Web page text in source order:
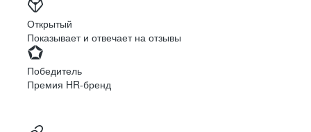
Открытый
Показывает и отвечает на отзывы
Победитель
Премия HR-бренд